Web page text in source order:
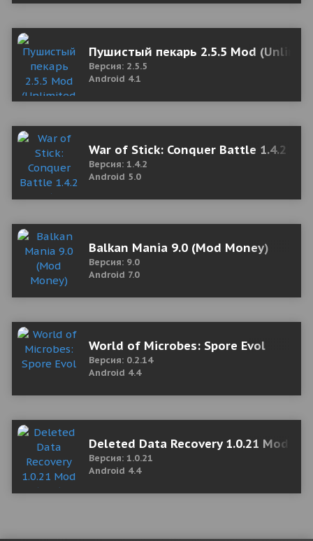
Пушистый пекарь 2.5.5 Mod
Версия: 2.5.5
Android 4.1
War of Stick: Conquer Battle 1.4.2
Версия: 1.4.2
Android 5.0
Balkan Mania 9.0 (Mod Money)
Версия: 9.0
Android 7.0
World of Microbes: Spore Evol
Версия: 0.2.14
Android 4.4
Deleted Data Recovery 1.0.21 Mod
Версия: 1.0.21
Android 4.4